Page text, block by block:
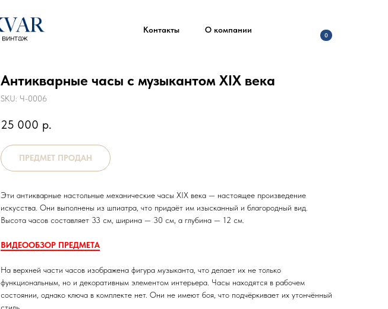
Контакты О компании
0
Антикварные часы с музыкантом XIX века
SKU: Ч-0006
25 000 р.
Эти антикварные настольные механические часы XIX века — настоящее произведение
искусства. Они выполнены из шпиатра, что придаёт им изысканный и благородный вид.
Высота часов составляет 33 см, ширина — 30 см, а глубина — 12 см.
ВИДЕООБЗОР ПРЕДМЕТА
На верхней части часов изображена фигура музыканта, что делает их не только
функциональным, но и декоративным элементом интерьера. Часы находятся в рабочем
состоянии, однако ключа в комплекте нет. Они не имеют боя, что подчёркивает их утончённый